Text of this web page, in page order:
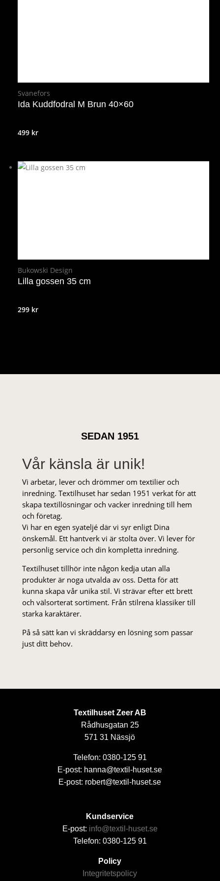
Svanefors
Ida Kuddfodral M Brun 40×60
499 kr
Bukowski Design
Lilla gossen 35 cm
299 kr
SEDAN 1951
Vår känsla är unik!
Vi arbetar, lever och drömmer om textilier och
inredning. Textilhuset har sedan 1951 verkat för att
skapa textillösningar och vacker inredning till hem
och företag.
Vi har en egen syateljé där vi syr enligt Dina
önskemål. Ett hantverk vi är stolta över. Vi lever för
personlig service och din kompletta inredning.
Textilhuset tillhör inte någon kedja utan alla
produkter är noga utvalda av oss. Detta för att
kunna skapa vår unika stil. Vi strä­var efter ett brett
och välsorterat sor­ti­ment. Från stil­rena klas­siker till
starka karaktärer.
På så sätt kan vi skräddarsy en lösning som passar
just ditt behov.
Textilhuset Zeer AB
Rådhusgatan 25
571 31 Nässjö
Telefon: 0380-125 91
E-post: hanna@textil-huset.se
E-post: robert@textil-huset.se
Kundservice
E-post: info@textil-huset.se
Telefon: 0380-125 91
Policy
Integritetspolicy